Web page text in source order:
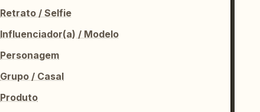
Retrato / Selfie
Influenciador(a) / Modelo
Personagem
Grupo / Casal
Produto